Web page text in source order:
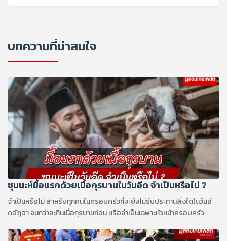
บทความที่น่าสนใจ
ซุนนะห์มื้อแรกด้วยเนื้อกุรบานในวันอีด จำเป็นหรือไม่ ?
จำเป็นหรือไม่ สำหรับทุกคนในครอบครัวที่จะยังไม่รับประทานสิ่งใดในวันอี
ดอัฎฮา จนกว่าจะกินเนื้อกุรบานก่อน หรือจำเป็นเฉพาะหัวหน้าครอบครัว